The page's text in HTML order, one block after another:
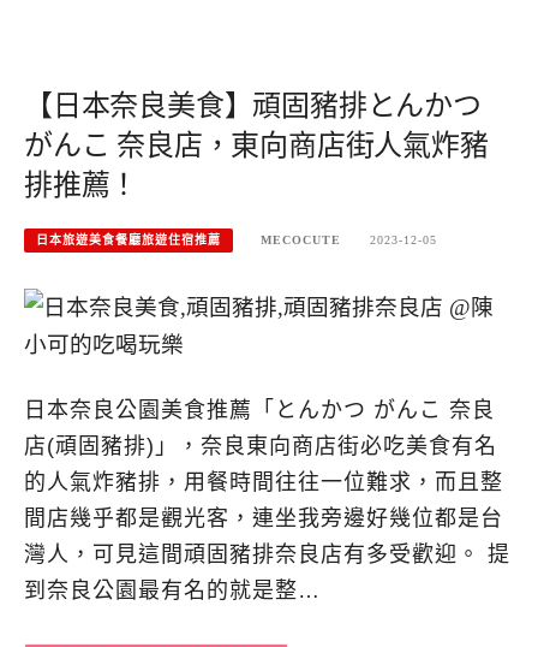
【日本奈良美食】頑固豬排とんかつ
がんこ 奈良店，東向商店街人氣炸豬
排推薦！
日本旅遊美食餐廳旅遊住宿推薦 MECOCUTE 2023-12-05
日本奈良公園美食推薦「とんかつ がんこ 奈良
店(頑固豬排)」，奈良東向商店街必吃美食有名
的人氣炸豬排，用餐時間往往一位難求，而且整
間店幾乎都是觀光客，連坐我旁邊好幾位都是台
灣人，可見這間頑固豬排奈良店有多受歡迎。 提
到奈良公園最有名的就是整…